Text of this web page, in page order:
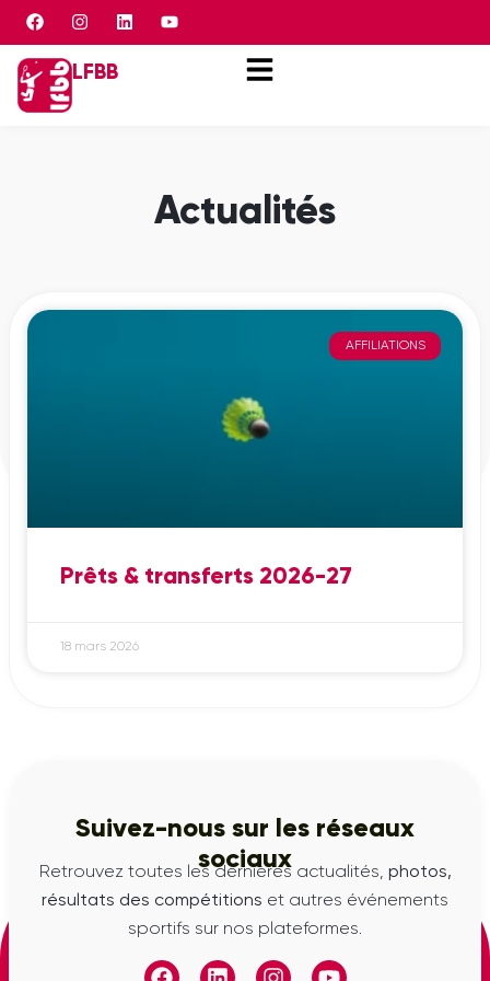
Panneau de gestion des cookies
LFBB
Actualités
AFFILIATIONS
Prêts & transferts 2026-27
18 mars 2026
Suivez-nous sur les réseaux
sociaux
Retrouvez toutes les dernières actualités, photos,
résultats des compétitions et autres événements
sportifs sur nos plateformes.